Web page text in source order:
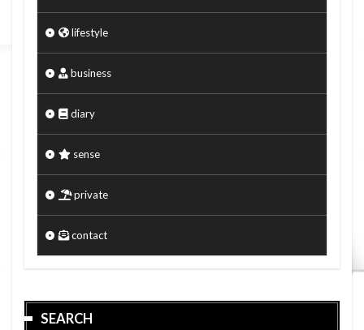
lifestyle
business
diary
sense
private
contact
SEARCH